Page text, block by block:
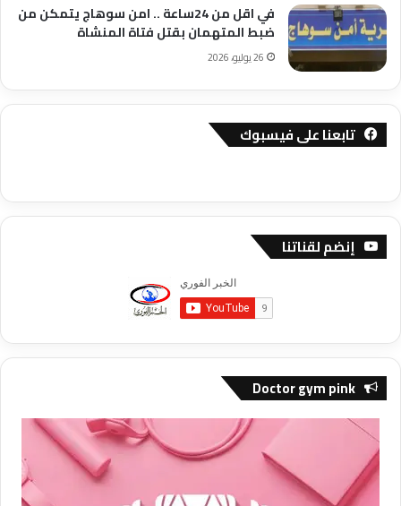
في اقل من 24ساعة .. امن سوهاج يتمكن من
ضبط المتهمان بقتل فتاة المنشاة
26 يوليو، 2026
تابعنا على فيسبوك
إنضم لقناتنا
Doctor gym pink